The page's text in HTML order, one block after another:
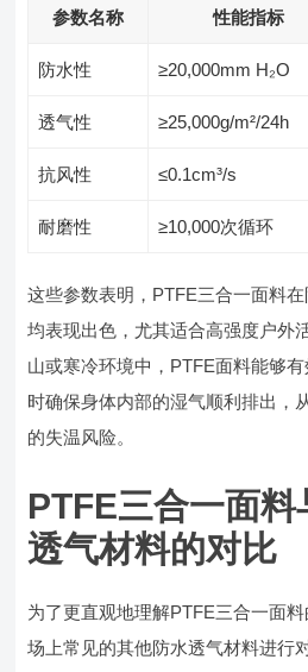
参数名称 性能指标
防水性 ≥20,000mm H₂O
透气性 ≥25,000g/m²/24h
抗风性 ≤0.1cm³/s
耐磨性 ≥10,000次循环
这些参数表明，PTFE三合一面料
均表现出色，尤其适合高强度户外
山或寒冷环境中，PTFE面料能够
时确保身体内部的湿气顺利排出，
的失温风险。
PTFE三合一面
透气材料的对比
为了更直观地理解PTFE三合一面
场上常见的其他防水透气材料进行